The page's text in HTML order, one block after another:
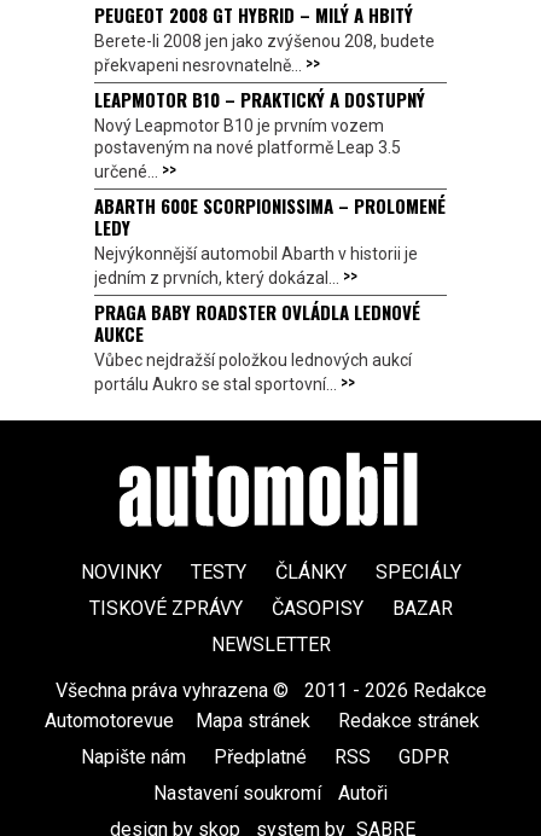
PEUGEOT 2008 GT HYBRID – MILÝ A HBITÝ
Berete-li 2008 jen jako zvýšenou 208, budete
překvapeni nesrovnatelně... >>
LEAPMOTOR B10 – PRAKTICKÝ A DOSTUPNÝ
Nový Leapmotor B10 je prvním vozem
postaveným na nové platformě Leap 3.5
určené... >>
ABARTH 600E SCORPIONISSIMA – PROLOMENÉ
LEDY
Nejvýkonnější automobil Abarth v historii je
jedním z prvních, který dokázal... >>
PRAGA BABY ROADSTER OVLÁDLA LEDNOVÉ
AUKCE
Vůbec nejdražší položkou lednových aukcí
portálu Aukro se stal sportovní... >>
NOVINKY TESTY ČLÁNKY
SPECIÁLY
TISKOVÉ ZPRÁVY
ČASOPISY
BAZAR
NEWSLETTER
Všechna práva vyhrazena ©
2011 - 2026 Redakce
Automotorevue
Mapa stránek Redakce stránek
Napište nám
Předplatné RSS GDPR
Nastavení soukromí
Autoři
design by skop
system by SABRE